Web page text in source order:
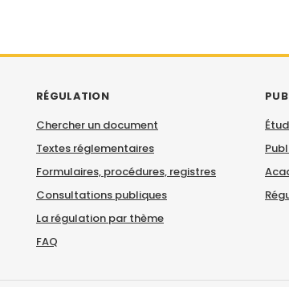
RÉGULATION
Chercher un document
Textes réglementaires
Formulaires, procédures, registres
Consultations publiques
La régulation par thème
FAQ